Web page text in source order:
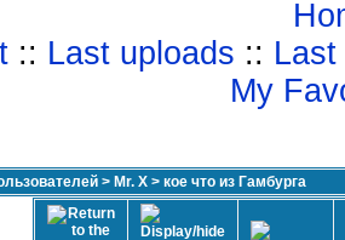
:: Last uploads ::
My
> Mr. X > кое что из Гамбурга